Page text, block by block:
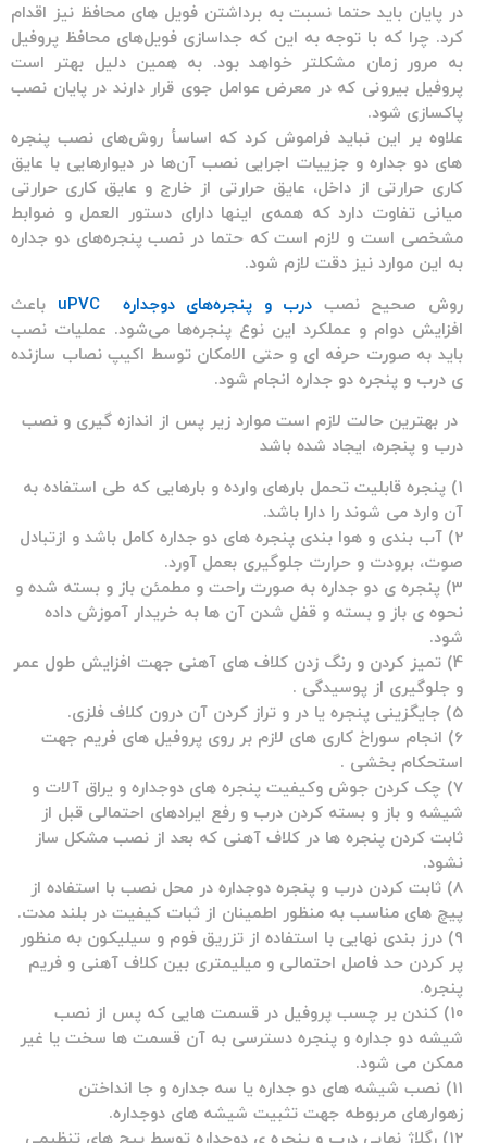
در پایان باید حتما نسبت به برداشتن فویل های محافظ نیز اقدام
کرد. چرا که با توجه به این که جداسازی فویل‌های محافظ پروفیل
به مرور زمان مشکلتر خواهد بود. به همین دلیل بهتر است
پروفیل بیرونی که در معرض عوامل جوی قرار دارند در پایان نصب
پاکسازی شود.
علاوه بر این نباید فراموش کرد که اساسأ روش‌های نصب پنجره
های دو جداره و جزییات اجرایی نصب آن‌ها در دیوارهایی با عایق
کاری حرارتی از داخل، عایق حرارتی از خارج و عایق کاری حرارتی
میانی تفاوت دارد که همه‌ی اینها دارای دستور العمل و ضوابط
مشخصی است و لازم است که حتما در نصب پنجره‌های دو جداره
به این موارد نیز دقت لازم شود.
روش صحیح نصب درب و پنجره‌های دوجداره uPVC
باعث
افزایش دوام و عملکرد این نوع پنجره‌ها می‌شود. عملیات نصب
باید به صورت حرفه ای و حتی الامکان توسط اکیپ نصاب سازنده
ی درب و پنجره دو جداره انجام شود.
در بهترین حالت لازم است موارد زیر پس از اندازه گیری و نصب
درب و پنجره، ایجاد شده باشد
1) پنجره قابلیت تحمل بارهای وارده و بارهایی که طی استفاده به
آن وارد می شوند را دارا باشد.
2) آب بندی و هوا بندی پنجره های دو جداره کامل باشد و ازتبادل
صوت، برودت و حرارت جلوگیری بعمل آورد.
3) پنجره ی دو جداره به صورت راحت و مطمئن باز و بسته شده و
نحوه ی باز و بسته و قفل شدن آن ها به خریدار آموزش داده
شود.
4) تمیز کردن و رنگ زدن کلاف های آهنی جهت افزایش طول عمر
و جلوگیری از پوسیدگی .
5) جایگزینی پنجره یا در و تراز کردن آن درون کلاف فلزی.
6) انجام سوراخ کاری های لازم بر روی پروفیل های فریم جهت
استحکام بخشی .
7) چک کردن جوش وکیفیت پنجره های دوجداره و یراق آلات و
شیشه و باز و بسته کردن درب و رفع ایرادهای احتمالی قبل از
ثابت کردن پنجره ها در کلاف آهنی که بعد از نصب مشکل ساز
نشود.
8) ثابت کردن درب و پنجره دوجداره در محل نصب با استفاده از
پیچ های مناسب به منظور اطمینان از ثبات کیفیت در بلند مدت.
9) درز بندی نهایی با استفاده از تزریق فوم و سیلیکون به منظور
پر کردن حد فاصل احتمالی و میلیمتری بین کلاف آهنی و فریم
پنجره.
10) کندن بر چسب پروفیل در قسمت هایی که پس از نصب
شیشه دو جداره و پنجره دسترسی به آن قسمت ها سخت یا غیر
ممکن می شود.
11) نصب شیشه های دو جداره یا سه جداره و جا انداختن
زهوارهای مربوطه جهت تثبیت شیشه های دوجداره.